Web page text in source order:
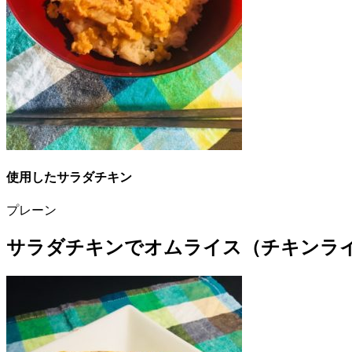
使用したサラダチキン
プレーン
サラダチキンでオムライス（チキンラ